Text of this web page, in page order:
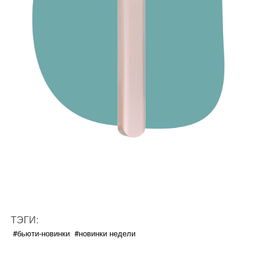
ТЭГИ:
#бьюти-новинки #новинки недели